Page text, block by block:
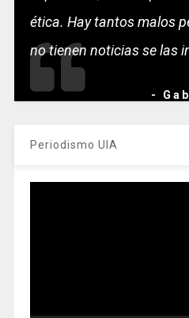
ética. Hay tantos malos
no tienen noticias se las
-
Periodismo UIA